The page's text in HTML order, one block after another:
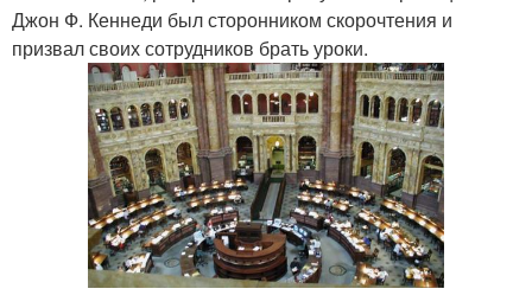
Джон Ф. Кеннеди был сторонником скорочтения и
призвал своих сотрудников брать уроки.